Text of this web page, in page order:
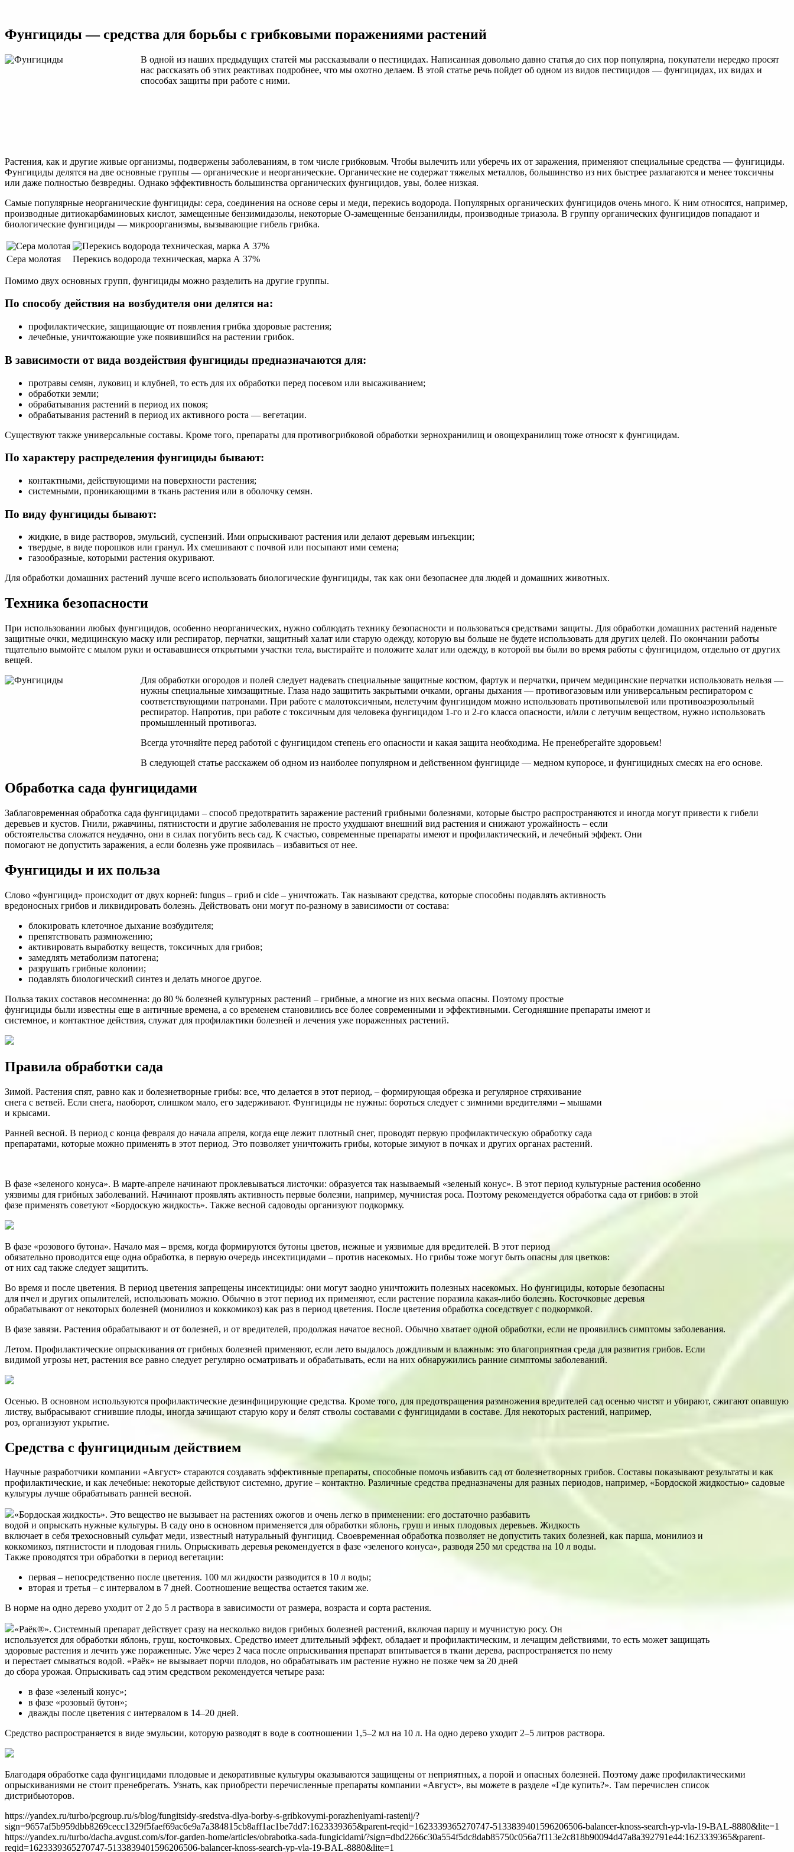
для
с
грибковыми
поражениями
растений
Фунгициды — средства для борьбы с грибковыми поражениями растений
В одной из наших предыдущих статей мы рассказывали о пестицидах. Написанная довольно давно статья до сих пор популярна, покупатели нередко просят
нас рассказать об этих реактивах подробнее, что мы охотно делаем. В этой статье речь пойдет об одном из видов пестицидов — фунгицидах, их видах и
способах защиты при работе с ними.
Растения, как и другие живые организмы, подвержены заболеваниям, в том числе грибковым. Чтобы вылечить или уберечь их от заражения, применяют специальные средства — фунгициды.
Фунгициды делятся на две основные группы — органические и неорганические. Органические не содержат тяжелых металлов, большинство из них быстрее разлагаются и менее токсичны
или даже полностью безвредны. Однако эффективность большинства органических фунгицидов, увы, более низкая.
Самые популярные неорганические фунгициды: сера, соединения на основе серы и меди, перекись водорода. Популярных органических фунгицидов очень много. К ним относятся, например,
производные дитиокарбаминовых кислот, замещенные бензимидазолы, некоторые O-замещенные бензанилиды, производные триазола. В группу органических фунгицидов попадают и
биологические фунгициды — микроорганизмы, вызывающие гибель грибка.
Сера молотая Перекись водорода техническая, марка А 37%
Помимо двух основных групп, фунгициды можно разделить на другие группы.
По способу действия на возбудителя они делятся на:
профилактические, защищающие от появления грибка здоровые растения;
лечебные, уничтожающие уже появившийся на растении грибок.
В зависимости от вида воздействия фунгициды предназначаются для:
протравы семян, луковиц и клубней, то есть для их обработки перед посевом или высаживанием;
обработки земли;
обрабатывания растений в период их покоя;
обрабатывания растений в период их активного роста — вегетации.
Существуют также универсальные составы. Кроме того, препараты для противогрибковой обработки зернохранилищ и овощехранилищ тоже относят к фунгицидам.
По характеру распределения фунгициды бывают:
контактными, действующими на поверхности растения;
системными, проникающими в ткань растения или в оболочку семян.
По виду фунгициды бывают:
жидкие, в виде растворов, эмульсий, суспензий. Ими опрыскивают растения или делают деревьям инъекции;
твердые, в виде порошков или гранул. Их смешивают с почвой или посыпают ими семена;
газообразные, которыми растения окуривают.
Для обработки домашних растений лучше всего использовать биологические фунгициды, так как они безопаснее для людей и домашних животных.
Техника безопасности
При использовании любых фунгицидов, особенно неорганических, нужно соблюдать технику безопасности и пользоваться средствами защиты. Для обработки домашних растений наденьте
защитные очки, медицинскую маску или респиратор, перчатки, защитный халат или старую одежду, которую вы больше не будете использовать для других целей. По окончании работы
тщательно вымойте с мылом руки и остававшиеся открытыми участки тела, выстирайте и положите халат или одежду, в которой вы были во время работы с фунгицидом, отдельно от других
вещей.
Для обработки огородов и полей следует надевать специальные защитные костюм, фартук и перчатки, причем медицинские перчатки использовать нельзя —
нужны специальные химзащитные. Глаза надо защитить закрытыми очками, органы дыхания — противогазовым или универсальным респиратором с
соответствующими патронами. При работе с малотоксичным, нелетучим фунгицидом можно использовать противопылевой или противоаэрозольный
респиратор. Напротив, при работе с токсичным для человека фунгицидом 1-го и 2-го класса опасности, и/или с летучим веществом, нужно использовать
промышленный противогаз.
Всегда уточняйте перед работой с фунгицидом степень его опасности и какая защита необходима. Не пренебрегайте здоровьем!
В следующей статье расскажем об одном из наиболее популярном и действенном фунгициде — медном купоросе, и фунгицидных смесях на его основе.
Обработка сада фунгицидами
Заблаговременная обработка сада фунгицидами – способ предотвратить заражение растений грибными болезнями, которые быстро распространяются и иногда могут привести к гибели
деревьев и кустов. Гнили, ржавчины, пятнистости и другие заболевания не просто ухудшают внешний вид растения и снижают урожайность – если
обстоятельства сложатся неудачно, они в силах погубить весь сад. К счастью, современные препараты имеют и профилактический, и лечебный эффект. Они
помогают не допустить заражения, а если болезнь уже проявилась – избавиться от нее.
Фунгициды и их польза
Слово «фунгицид» происходит от двух корней: fungus – гриб и cide – уничтожать. Так называют средства, которые способны подавлять активность
вредоносных грибов и ликвидировать болезнь. Действовать они могут по-разному в зависимости от состава:
блокировать клеточное дыхание возбудителя;
препятствовать размножению;
активировать выработку веществ, токсичных для грибов;
замедлять метаболизм патогена;
разрушать грибные колонии;
подавлять биологический синтез и делать многое другое.
Польза таких составов несомненна: до 80 % болезней культурных растений – грибные, а многие из них весьма опасны. Поэтому простые
фунгициды были известны еще в античные времена, а со временем становились все более современными и эффективными. Сегодняшние препараты имеют и
системное, и контактное действия, служат для профилактики болезней и лечения уже пораженных растений.
Правила обработки сада
Зимой. Растения спят, равно как и болезнетворные грибы: все, что делается в этот период, – формирующая обрезка и регулярное стряхивание
снега с ветвей. Если снега, наоборот, слишком мало, его задерживают. Фунгициды не нужны: бороться следует с зимними вредителями – мышами
и крысами.
Ранней весной. В период с конца февраля до начала апреля, когда еще лежит плотный снег, проводят первую профилактическую обработку сада
препаратами, которые можно применять в этот период. Это позволяет уничтожить грибы, которые зимуют в почках и других органах растений.
В фазе «зеленого конуса». В марте-апреле начинают проклевываться листочки: образуется так называемый «зеленый конус». В этот период культурные растения особенно
уязвимы для грибных заболеваний. Начинают проявлять активность первые болезни, например, мучнистая роса. Поэтому рекомендуется обработка сада от грибов: в этой
фазе применять советуют «Бордоскую жидкость». Также весной садоводы организуют подкормку.
В фазе «розового бутона». Начало мая – время, когда формируются бутоны цветов, нежные и уязвимые для вредителей. В этот период
обязательно проводится еще одна обработка, в первую очередь инсектицидами – против насекомых. Но грибы тоже могут быть опасны для цветков:
от них сад также следует защитить.
Во время и после цветения. В период цветения запрещены инсектициды: они могут заодно уничтожить полезных насекомых. Но фунгициды, которые безопасны
для пчел и других опылителей, использовать можно. Обычно в этот период их применяют, если растение поразила какая-либо болезнь. Косточковые деревья
обрабатывают от некоторых болезней (монилиоз и коккомикоз) как раз в период цветения. После цветения обработка соседствует с подкормкой.
В фазе завязи. Растения обрабатывают и от болезней, и от вредителей, продолжая начатое весной. Обычно хватает одной обработки, если не проявились симптомы заболевания.
Летом. Профилактические опрыскивания от грибных болезней применяют, если лето выдалось дождливым и влажным: это благоприятная среда для развития грибов. Если
видимой угрозы нет, растения все равно следует регулярно осматривать и обрабатывать, если на них обнаружились ранние симптомы заболеваний.
Осенью. В основном используются профилактические дезинфицирующие средства. Кроме того, для предотвращения размножения вредителей сад осенью чистят и убирают, сжигают опавшую
листву, выбрасывают сгнившие плоды, иногда зачищают старую кору и белят стволы составами с фунгицидами в составе. Для некоторых растений, например,
роз, организуют укрытие.
Средства с фунгицидным действием
Научные разработчики компании «Август» стараются создавать эффективные препараты, способные помочь избавить сад от болезнетворных грибов. Составы показывают результаты и как
профилактические, и как лечебные: некоторые действуют системно, другие – контактно. Различные средства предназначены для разных периодов, например, «Бордоской жидкостью» садовые
культуры лучше обрабатывать ранней весной.
«Бордоская жидкость». Это вещество не вызывает на растениях ожогов и очень легко в применении: его достаточно разбавить
водой и опрыскать нужные культуры. В саду оно в основном применяется для обработки яблонь, груш и иных плодовых деревьев. Жидкость
включает в себя трехосновный сульфат меди, известный натуральный фунгицид. Своевременная обработка позволяет не допустить таких болезней, как парша, монилиоз и
коккомикоз, пятнистости и плодовая гниль. Опрыскивать деревья рекомендуется в фазе «зеленого конуса», разводя 250 мл средства на 10 л воды.
Также проводятся три обработки в период вегетации:
первая – непосредственно после цветения. 100 мл жидкости разводится в 10 л воды;
вторая и третья – с интервалом в 7 дней. Соотношение вещества остается таким же.
В норме на одно дерево уходит от 2 до 5 л раствора в зависимости от размера, возраста и сорта растения.
«Раёк®». Системный препарат действует сразу на несколько видов грибных болезней растений, включая паршу и мучнистую росу. Он
используется для обработки яблонь, груш, косточковых. Средство имеет длительный эффект, обладает и профилактическим, и лечащим действиями, то есть может защищать
здоровые растения и лечить уже пораженные. Уже через 2 часа после опрыскивания препарат впитывается в ткани дерева, распространяется по нему
и перестает смываться водой. «Раёк» не вызывает порчи плодов, но обрабатывать им растение нужно не позже чем за 20 дней
до сбора урожая. Опрыскивать сад этим средством рекомендуется четыре раза:
в фазе «зеленый конус»;
в фазе «розовый бутон»;
дважды после цветения с интервалом в 14–20 дней.
Средство распространяется в виде эмульсии, которую разводят в воде в соотношении 1,5–2 мл на 10 л. На одно дерево уходит 2–5 литров раствора.
Благодаря обработке сада фунгицидами плодовые и декоративные культуры оказываются защищены от неприятных, а порой и опасных болезней. Поэтому даже профилактическими
опрыскиваниями не стоит пренебрегать. Узнать, как приобрести перечисленные препараты компании «Август», вы можете в разделе «Где купить?». Там перечислен список
дистрибьюторов.
https://yandex.ru/turbo/pcgroup.ru/s/blog/fungitsidy-sredstva-dlya-borby-s-gribkovymi-porazheniyami-rastenij/?
sign=9657af5b959dbb8269cecc1329f5faef69ac6e9a7a384815cb8aff1ac1be7dd7:1623339365&parent-reqid=1623339365270747-5133839401596206506-balancer-knoss-search-yp-vla-19-BAL-8880&lite=1
https://yandex.ru/turbo/dacha.avgust.com/s/for-garden-home/articles/obrabotka-sada-fungicidami/?sign=dbd2266c30a554f5dc8dab85750c056a7f113e2c818b90094d47a8a392791e44:1623339365&parent-
reqid=1623339365270747-5133839401596206506-balancer-knoss-search-yp-vla-19-BAL-8880&lite=1